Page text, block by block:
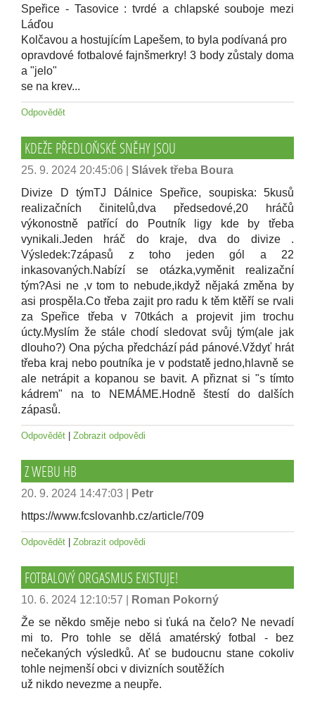
Speřice - Tasovice : tvrdé a chlapské souboje mezi
Láďou
Kolčavou a hostujícím Lapešem, to byla podívaná pro
opravdové fotbalové fajnšmerkry! 3 body zůstaly doma
a "jelo"
se na krev...
Odpovědět
KDEŽE PŘEDLOŇSKÉ SNĚHY JSOU
25. 9. 2024 20:45:06
Slávek třeba Boura
Divize D týmTJ Dálnice Speřice, soupiska: 5kusů
realizačních činitelů,dva předsedové,20 hráčů
výkonostně patřící do Poutník ligy kde by třeba
vynikali.Jeden hráč do kraje, dva do divize .
Výsledek:7zápasů z toho jeden gól a 22
inkasovaných.Nabízí se otázka,vyměnit realizační
tým?Asi ne ,v tom to nebude,ikdyž nějaká změna by
asi prospěla.Co třeba zajit pro radu k těm ktěří se rvali
za Speřice třeba v 70tkách a projevit jim trochu
úcty.Myslím že stále chodí sledovat svůj tým(ale jak
dlouho?) Ona pýcha předchází pád pánové.Vždyť hrát
třeba kraj nebo poutníka je v podstatě jedno,hlavně se
ale netrápit a kopanou se bavit. A přiznat si "s tímto
kádrem" na to NEMÁME.Hodně štestí do dalších
zápasů.
Odpovědět Zobrazit odpovědi
Z WEBU HB
20. 9. 2024 14:47:03
Petr
https://www.fcslovanhb.cz/article/709
Odpovědět Zobrazit odpovědi
FOTBALOVÝ ORGASMUS EXISTUJE!
10. 6. 2024 12:10:57
Roman Pokorný
Že se někdo směje nebo si ťuká na čelo? Ne nevadí
mi to. Pro tohle se dělá amatérský fotbal - bez
nečekaných výsledků. Ať se budoucnu stane cokoliv
tohle nejmenší obci v divizních soutěžích
už nikdo nevezme a neupře.